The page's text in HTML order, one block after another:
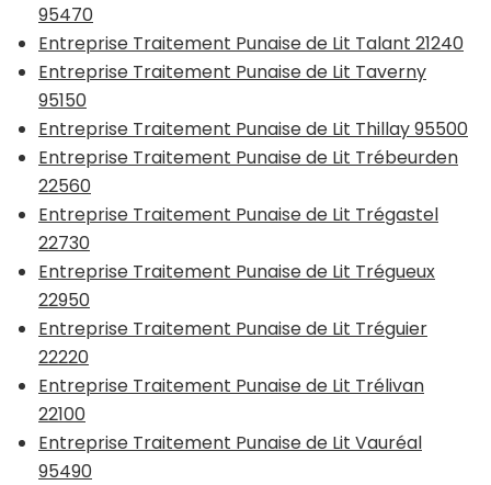
95470
Entreprise Traitement Punaise de Lit Talant 21240
Entreprise Traitement Punaise de Lit Taverny
95150
Entreprise Traitement Punaise de Lit Thillay 95500
Entreprise Traitement Punaise de Lit Trébeurden
22560
Entreprise Traitement Punaise de Lit Trégastel
22730
Entreprise Traitement Punaise de Lit Trégueux
22950
Entreprise Traitement Punaise de Lit Tréguier
22220
Entreprise Traitement Punaise de Lit Trélivan
22100
Entreprise Traitement Punaise de Lit Vauréal
95490